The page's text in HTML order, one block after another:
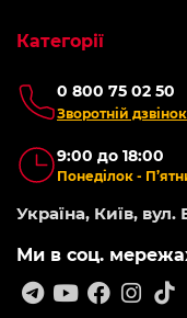
0 800 75 02 50
Зворотній дзвінок
9:00 до 18:00
Понеділок -
Україна, Київ,
Ми в соц.
Категорії